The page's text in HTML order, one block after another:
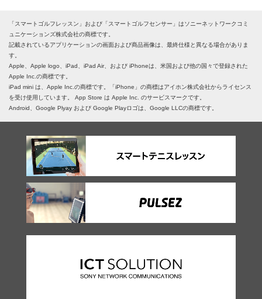
「スマートゴルフレッスン」および「スマートゴルフセンサー」はソニーネットワークコミ
ュニケーションズ株式会社の商標です。
記載されているアプリケーションの画面および商品画像は、最終仕様と異なる場合がありま
す。
Apple、Apple logo、iPad、iPad Air、および iPhoneは、米国および他の国々で登録された
Apple Inc.の商標です。
iPad mini は、Apple Inc.の商標です。「iPhone」の商標はアイホン株式会社からライセンス
を受け使用しています。 App Store は Apple Inc. のサービスマークです。
Android、Google Plyay および Google Playロゴは、Google LLCの商標です。